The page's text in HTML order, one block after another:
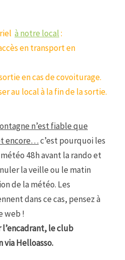
à notre local:
en transport en
en cas de covoiturage.
au local à la fin de la sortie.
n’est fiable que
encore…c’est pourquoi les
48h avant la rando et
la veille ou le matin
de la météo. Les
dans ce cas, pensez à
web !
l’encadrant, le club
via Helloasso.